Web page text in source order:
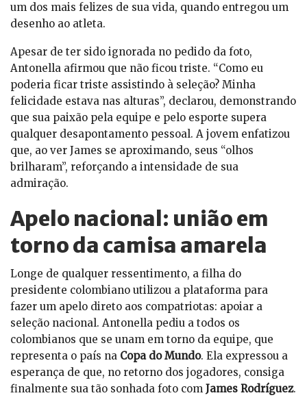
um dos mais felizes de sua vida, quando entregou um
desenho ao atleta.
Apesar de ter sido ignorada no pedido da foto,
Antonella afirmou que não ficou triste. “Como eu
poderia ficar triste assistindo à seleção? Minha
felicidade estava nas alturas”, declarou, demonstrando
que sua paixão pela equipe e pelo esporte supera
qualquer desapontamento pessoal. A jovem enfatizou
que, ao ver James se aproximando, seus “olhos
brilharam”, reforçando a intensidade de sua
admiração.
Apelo nacional: união em
torno da camisa amarela
Longe de qualquer ressentimento, a filha do
presidente colombiano utilizou a plataforma para
fazer um apelo direto aos compatriotas: apoiar a
seleção nacional. Antonella pediu a todos os
colombianos que se unam em torno da equipe, que
representa o país na Copa do Mundo. Ela expressou a
esperança de que, no retorno dos jogadores, consiga
finalmente sua tão sonhada foto com James Rodríguez.